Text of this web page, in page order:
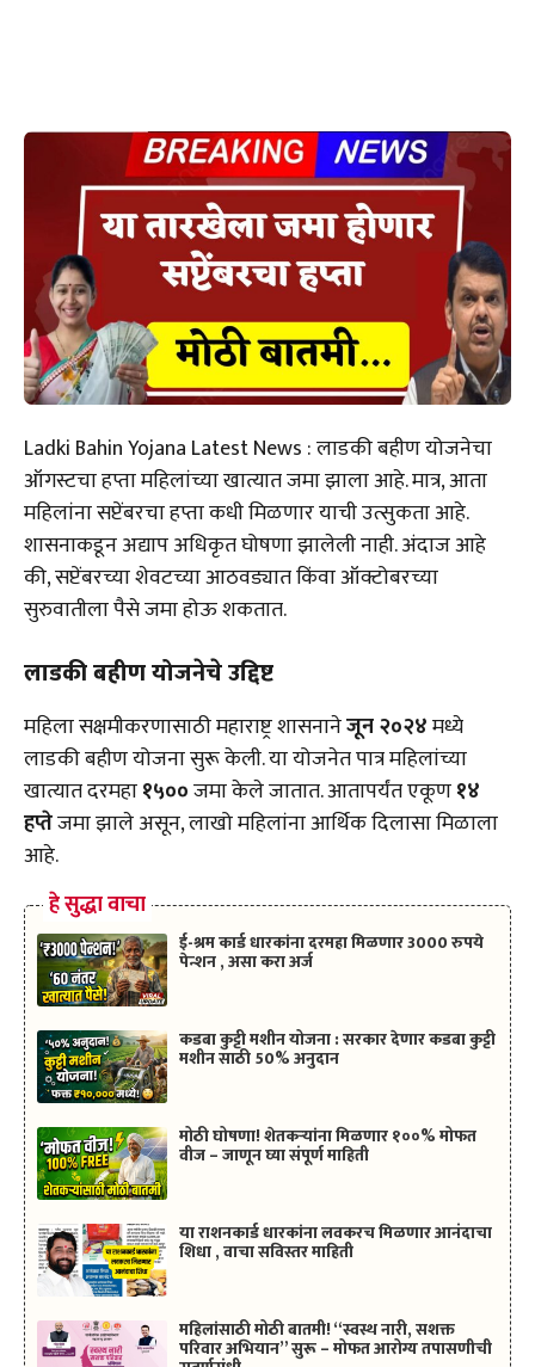
Ladki Bahin Yojana Latest News : लाडकी बहीण योजनेचा
ऑगस्टचा हप्ता महिलांच्या खात्यात जमा झाला आहे. मात्र, आता
महिलांना सप्टेंबरचा हप्ता कधी मिळणार याची उत्सुकता आहे.
शासनाकडून अद्याप अधिकृत घोषणा झालेली नाही. अंदाज आहे
की, सप्टेंबरच्या शेवटच्या आठवड्यात किंवा ऑक्टोबरच्या
सुरुवातीला पैसे जमा होऊ शकतात.
लाडकी बहीण योजनेचे उद्दिष्ट
महिला सक्षमीकरणासाठी महाराष्ट्र शासनानेजून २०२४मध्ये
लाडकी बहीण योजना सुरू केली. या योजनेत पात्र महिलांच्या
खात्यात दरमहा₹१५००जमा केले जातात. आतापर्यंत एकूण१४
हप्तेजमा झाले असून, लाखो महिलांना आर्थिक दिलासा मिळाला
आहे.
हे सुद्धा वाचा
ई-श्रम कार्ड धारकांना दरमहा मिळणार 3000 रुपये
पेन्शन , असा करा अर्ज
कडबा कुट्टी मशीन योजना : सरकार देणार कडबा कुट्टी
मशीन साठी 50% अनुदान
मोठी घोषणा! शेतकऱ्यांना मिळणार १००% मोफत
वीज – जाणून घ्या संपूर्ण माहिती
या राशनकार्ड धारकांना लवकरच मिळणार आनंदाचा
शिधा , वाचा सविस्तर माहिती
महिलांसाठी मोठी बातमी! “स्वस्थ नारी, सशक्त
परिवार अभियान” सुरू – मोफत आरोग्य तपासणीची